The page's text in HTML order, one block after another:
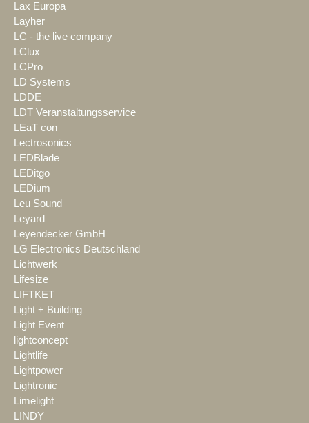
Lax Europa
Layher
LC - the live company
LClux
LCPro
LD Systems
LDDE
LDT Veranstaltungsservice
LEaT con
Lectrosonics
LEDBlade
LEDitgo
LEDium
Leu Sound
Leyard
Leyendecker GmbH
LG Electronics Deutschland
Lichtwerk
Lifesize
LIFTKET
Light + Building
Light Event
lightconcept
Lightlife
Lightpower
Lightronic
Limelight
LINDY